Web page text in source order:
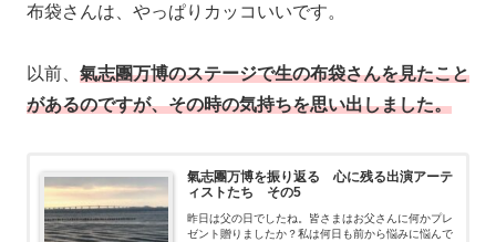
布袋さんは、やっぱりカッコいいです。
以前、 氣志團万博のステージで生の布袋さんを見たこと
があるのですが、その時の気持ちを思い出しました。
氣志團万博を振り返る 心に残る出演アーテ
ィストたち その5
昨日は父の日でしたね。皆さまはお父さんに何かプレ
ゼント贈りましたか？私は何日も前から悩みに悩んで